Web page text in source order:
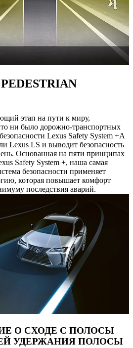
этап на пути к миру,
ни было дорожно-транспортных
Lexus Safety System +A
Lexus LS и выводит безопасность
Основанная на пяти принципах
Safety System +, наша самая
безопасности применяет
которая повышает комфорт
последствия аварий.
О СХОДЕ С ПОЛОСЫ
УДЕРЖАНИЯ ПОЛОСЫ